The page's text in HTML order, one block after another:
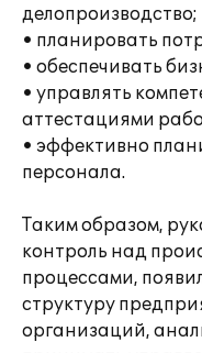
делопроизводство;
• планировать
• обеспечивать
• управлять
аттестациями
• эффективно
персонала.
Таким образом,
контроль над
процессами,
структуру
организаций,